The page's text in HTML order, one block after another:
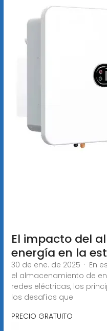
El impacto del
energía en la
30 de ene. de 2025 · En
el almacenamiento de
redes eléctricas, los
los desafíos que
PRECIO GRATUITO